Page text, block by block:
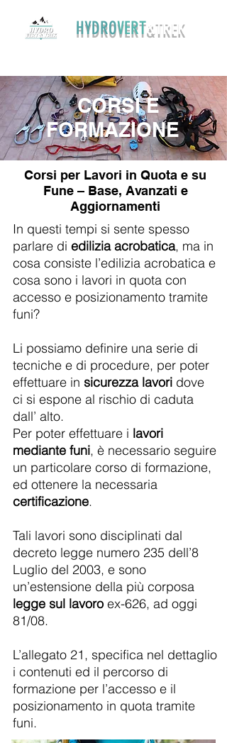
HYDROVERT&TREK
CORSI E
FORMAZIONE
Corsi per Lavori in Quota e su
Fune – Base, Avanzati e
Aggiornamenti
In questi tempi si sente spesso
parlare di edilizia acrobatica, ma in
cosa consiste l’edilizia acrobatica e
cosa sono i lavori in quota con
accesso e posizionamento tramite
funi?
Li possiamo definire una serie di
tecniche e di procedure, per poter
effettuare in sicurezza lavori dove
ci si espone al rischio di caduta
dall’ alto.
Per poter effettuare i lavori
mediante funi, è necessario seguire
un particolare corso di formazione,
ed ottenere la necessaria
certificazione.
Tali lavori sono disciplinati dal
decreto legge numero 235 dell’8
Luglio del 2003, e sono
un’estensione della più corposa
legge sul lavoro ex-626, ad oggi
81/08.
L’allegato 21, specifica nel dettaglio
i contenuti ed il percorso di
formazione per l’accesso e il
posizionamento in quota tramite
funi.